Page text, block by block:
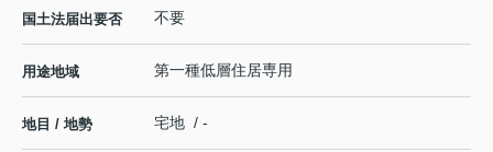
国土法届出要否 不要
用途地域 第一種低層住居専用
地目 / 地勢 宅地 / -